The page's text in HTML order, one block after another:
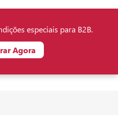
especiais para B2B.
Agora